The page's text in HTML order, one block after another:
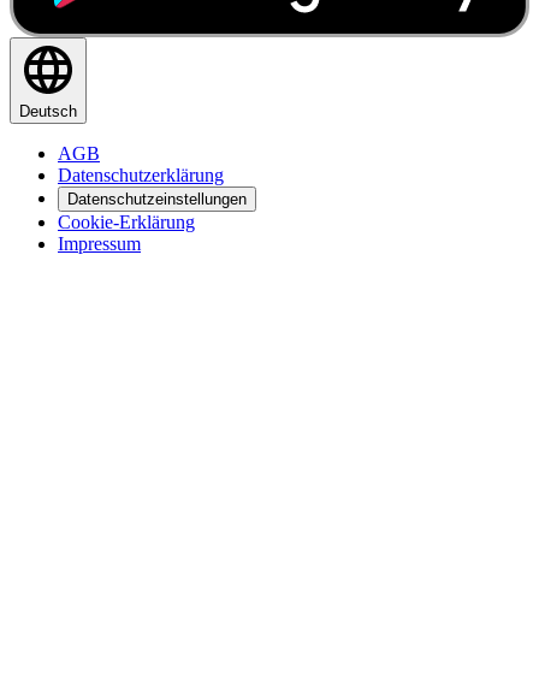
Deutsch
AGB
Datenschutzerklärung
Datenschutzeinstellungen
Cookie-Erklärung
Impressum